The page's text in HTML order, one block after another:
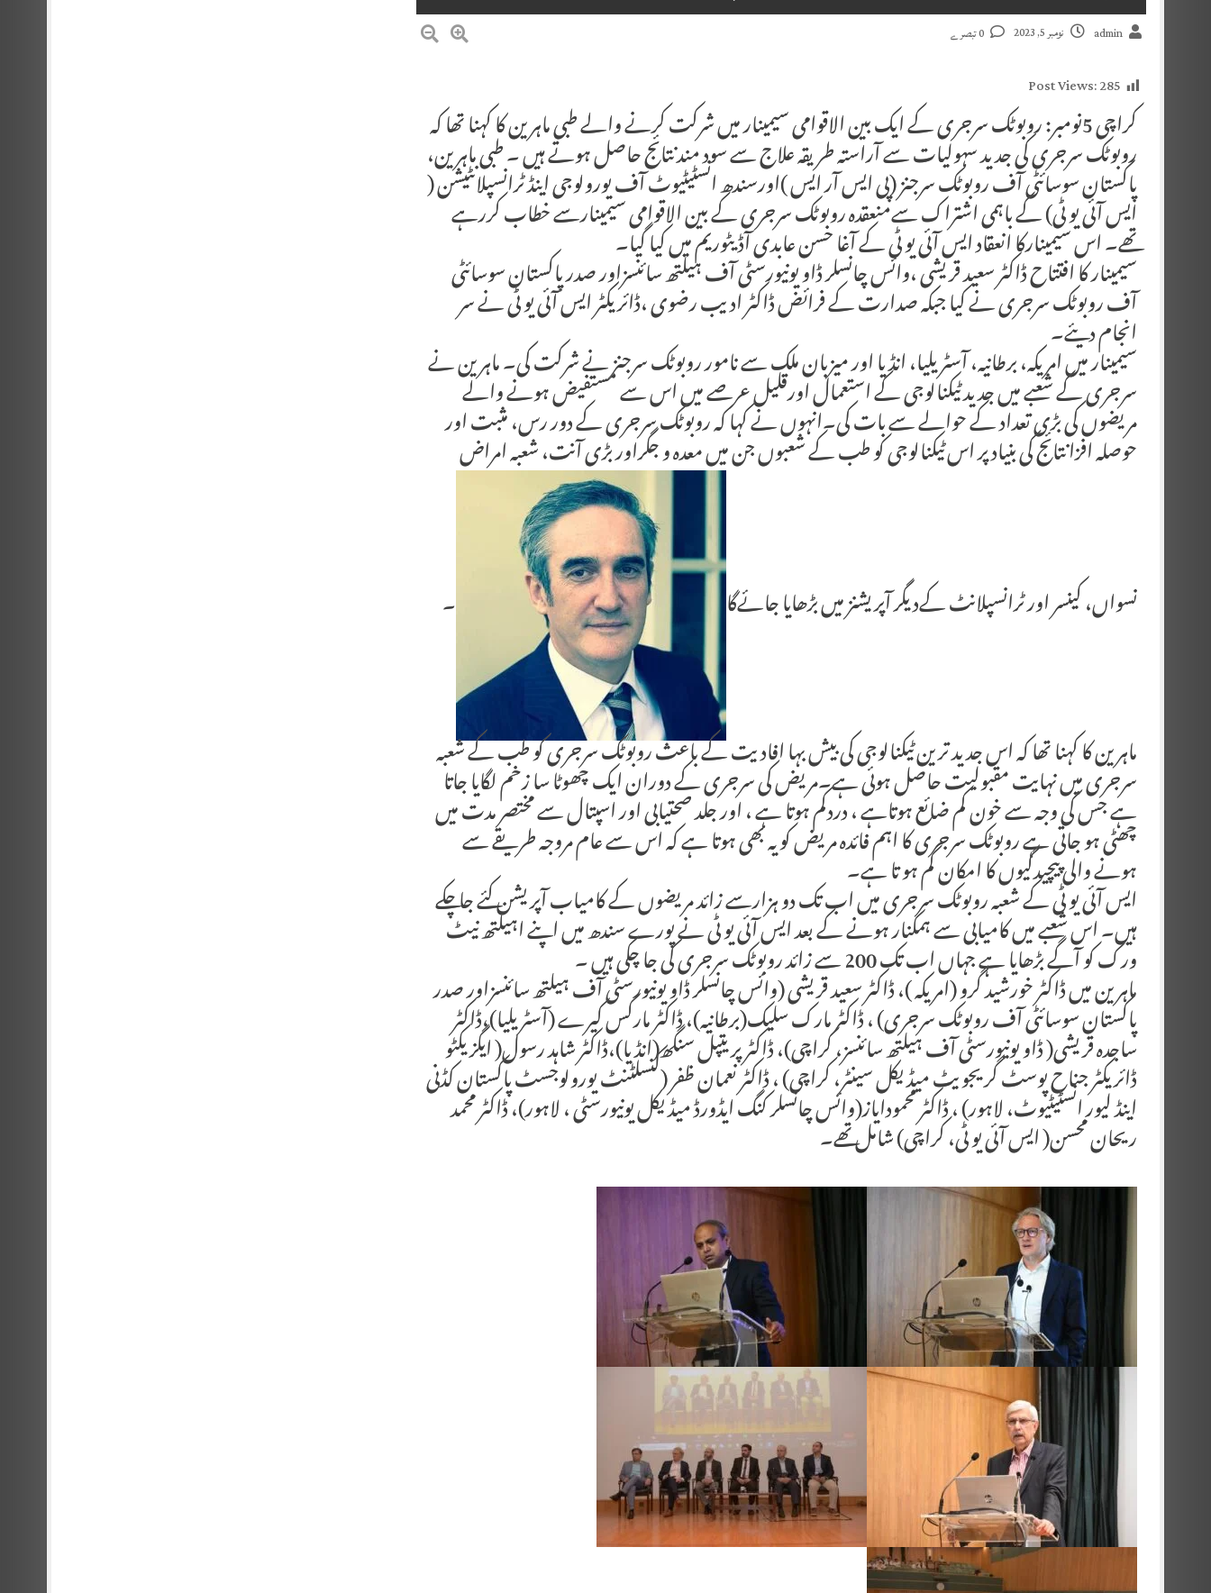
admin نومبر 5, 2023
Post Views:285
کراچی 5نومبر: روبوٹک سرجری کے ایک بین الاقوامی سیمینار میں شرکت کرنے والے طبی ماہرین کا کہنا تھا کہ
روبوٹک سرجری کی جدید سہولیات سے آراستہ طریقہ علاج سے سود مند نتائج حاصل ہوتے ہیں ۔ طبی ماہرین،
پاکستان سوسائٹی آف روبوٹک سرجنز (پی ایس آر ایس )اورسندھ انسٹیٹیوٹ آف یورولوجی اینڈ ٹرانسپلانٹیشن (
ایس آئی یو ٹی) کے باہمی اشتراک سےمنعقدہ روبوٹک سرجری کے بین الاقوامی سیمینارسے خطاب کررہے
تھے۔ اس سیمینارکا انعقاد ایس آئی یو ٹی کے آغا حسن عابدی آڈیٹوریم میں کیا گیا۔
سیمینار کا افتتاح ڈاکٹر سعید قریشی ،وائس چانسلر ڈاو یونیورسٹی آف ہیلتھ سائنسزاور صدر پاکستان سوسائٹی
آف روبوٹک سرجری نے کیا جبکہ صدارت کے فرائض ڈاکٹر ادیب رضوی ،ڈائریکٹر ایس آئی یو ٹی نے سر
انجام دیئے۔
سیمینار میں امریکہ، برطانیہ، آسٹریلیا، انڈیا اور میزبان ملک سے نامور روبوٹک سرجنز نے شرکت کی۔ ماہرین نے
سرجری کے شعبے میں جدید ٹیکنالوجی کے استعمال اورقلیل عرصے میں اس سے مستفیض ہونے والے
مریضوں کی بڑی تعداد کے حوالے سے بات کی۔انہوں نے کہا کہ روبوٹک سرجری کے دور رس، مثبت اور
حوصلہ افزا نتائج کی بنیاد پر اس ٹیکنالوجی کو طب کے شعبوں جن میں معدہ و جگراور بڑی آنت، شعبہ امراض
نسواں، کینسر اور ٹرانسپلانٹ کےدیگر آپریشنز میں بڑھایا جائےگا ۔
ماہرین کا کہنا تھا کہ اس جدید ترین ٹیکنالوجی کی بیش بہا افادیت کے باعث روبوٹک سرجری کو طب کے شعبہ
سرجری میں نہایت مقبولیت حاصل ہوئی ہے۔مریض کی سرجری کے دوران ایک چھوٹا سا زخم لگایا جاتا
ہے جس کی وجہ سے خون کم ضائع ہوتاہے ، دردکم ہوتا ہے ، اور جلد صحتیابی اور اسپتال سے مختصر مدت میں
چھٹی ہو جاتی ہے روبوٹک سرجری کا اہم فائدہ مریض کو یہ بھی ہوتا ہے کہ اس سے عام مروجہ طریقے سے
ہونے والی پیچیدگیوں کا امکان کم ہو تا ہے۔
ایس آئی یو ٹی کے شعبہ روبوٹک سرجری میں اب تک دو ہزارسے زائد مریضوں کے کامیاب آپریشن کئے جا چکے
ہیں۔ اس شعبے میں کامیابی سے ہمکنار ہونے کے بعد ایس آئی یو ٹی نے پورے سندھ میں اپنے اہیلتھ نیٹ
ورک کو آگے بڑھایا ہے جہاں اب تک 200 سے زائد روبوٹک سرجری کی جا چکی ہیں ۔
ماہرین میں ڈاکٹر خورشید گرو (امریکہ )، ڈاکٹر سعید قریشی (وائس چانسلر ڈاو یونیورسٹی آف ہیلتھ سائنسزاور صدر
پاکستان سوسائٹی آف روبوٹک سرجری) ، ڈاکٹر مارک سلیک(برطانیہ)، ڈاکٹر مارکس کیرے (آسٹریلیا)،ڈاکٹر
ساجدہ قریشی( ڈاو یونیورسٹی آف ہیلتھ سائنسز، کراچی)، ڈاکٹر پریتپل سنگھ(انڈیا)،ڈاکٹر شاہد رسول( ایگزیکٹو
ڈائریکٹر جناح پوسٹ گریجویٹ میڈیکل سینٹر، کراچی) ، ڈاکٹر نعمان ظفر (کنسلٹنٹ یورولوجسٹ پاکستان کڈنی
اینڈ لیور انسٹیٹیوٹ، لاہور) ، ڈاکٹر محمودایاز(وائس چانسلر کنگ ایڈورڈ میڈیکل یونیورسٹی ، لاہور)، ڈاکٹر محمد
ریحان محسن( ایس آئی یو ٹی، کراچی) شامل تھے۔